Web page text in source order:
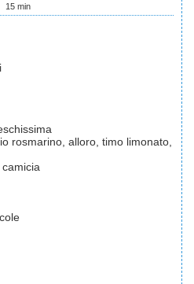
15 min
io rosmarino, alloro, timo limonato,